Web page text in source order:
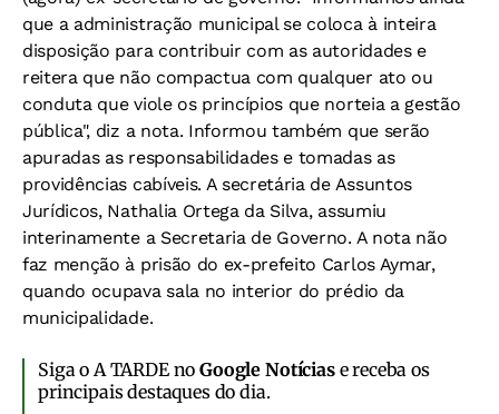
que a administração municipal se coloca à inteira
disposição para contribuir com as autoridades e
reitera que não compactua com qualquer ato ou
conduta que viole os princípios que norteia a gestão
pública", diz a nota. Informou também que serão
apuradas as responsabilidades e tomadas as
providências cabíveis. A secretária de Assuntos
Jurídicos, Nathalia Ortega da Silva, assumiu
interinamente a Secretaria de Governo. A nota não
faz menção à prisão do ex-prefeito Carlos Aymar,
quando ocupava sala no interior do prédio da
municipalidade.
Siga o A TARDE noGoogle Notíciase receba os
principais destaques do dia.